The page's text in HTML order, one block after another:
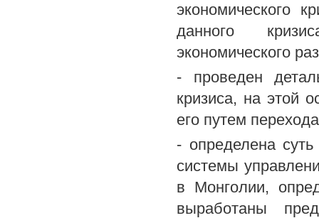
экономического
данного
экономического
- проведен
кризиса, на этой
его путем
- определена
системы
в Монголии,
выработаны